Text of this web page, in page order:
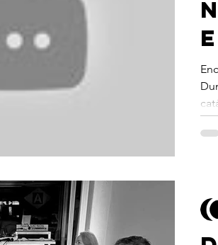
dos povos Dovjenko